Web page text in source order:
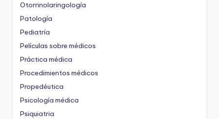
Otorrinolaringología
Patología
Pediatría
Películas sobre médicos
Práctica médica
Procedimientos médicos
Propedéutica
Psicología médica
Psiquiatria